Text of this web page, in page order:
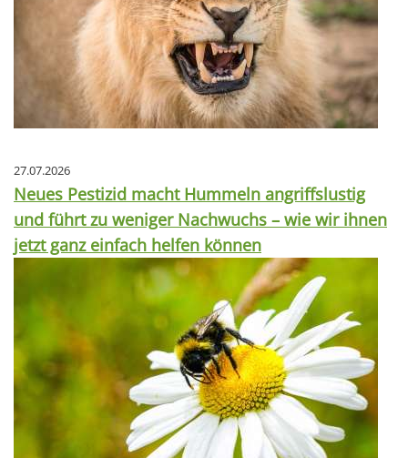
27.07.2026
Neues Pestizid macht Hummeln angriffslustig
und führt zu weniger Nachwuchs – wie wir ihnen
jetzt ganz einfach helfen können